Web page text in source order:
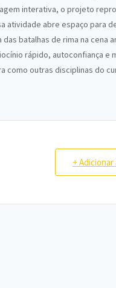
interativa, o projeto
atividade abre espaço para
batalhas de rima na cena
rápido, autoconfiança e
como outras disciplinas do
+